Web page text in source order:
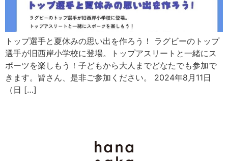
トップ選手と夏休みの思い出を作ろう！ ラグビーのトップ
選手が旧西岸小学校に登場。トップアスリートと一緒にス
ポーツを楽しもう！子どもから大人までどなたでも参加で
きます。皆さん、是非ご参加ください。 2024年8月11日
（日 […]